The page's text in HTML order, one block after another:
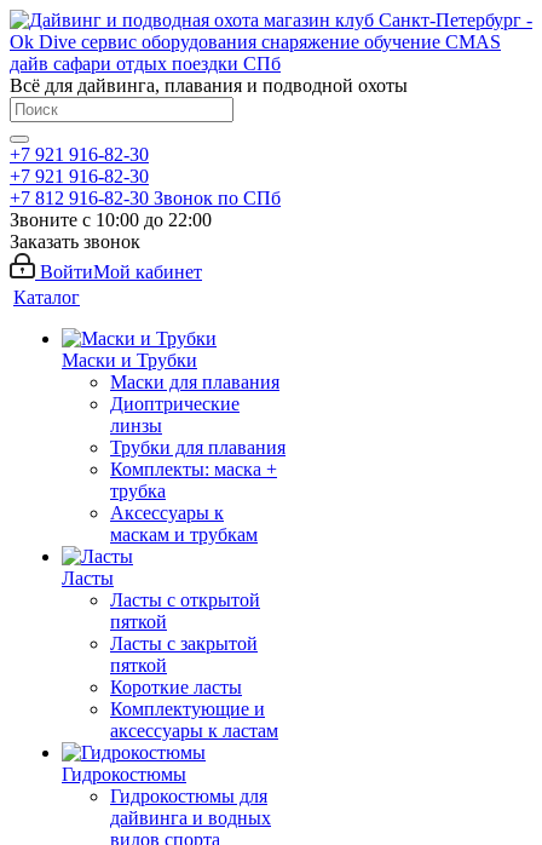
Всё для дайвинга, плавания и подводной охоты
+7 921 916-82-30
+7 921 916-82-30
+7 812 916-82-30 Звонок по СПб
Звоните с 10:00 до 22:00
Заказать звонок
ВойтиМой кабинет
Каталог
Маски и Трубки
Маски для плавания
Диоптрические
линзы
Трубки для плавания
Комплекты: маска +
трубка
Аксессуары к
маскам и трубкам
Ласты
Ласты с открытой
пяткой
Ласты с закрытой
пяткой
Короткие ласты
Комплектующие и
аксессуары к ластам
Гидрокостюмы
Гидрокостюмы для
дайвинга и водных
видов спорта